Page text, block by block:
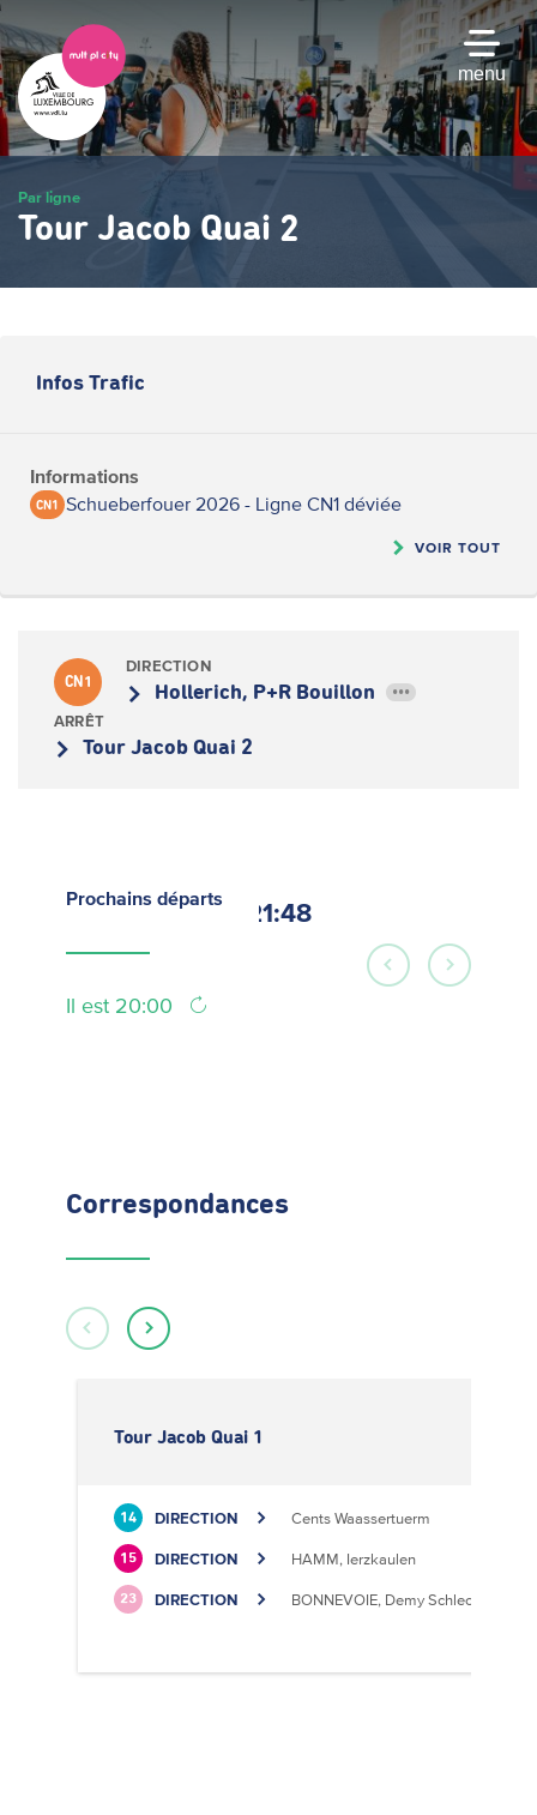
Passer
au
contenu
principal
menu
Par ligne
Tour Jacob Quai 2
Infos Trafic
Informations
CN1 Schueberfouer 2026 - Ligne CN1 déviée
VOIR TOUT
CN1
DIRECTION
Hollerich, P+R Bouillon •••
ARRÊT
Tour Jacob Quai 2
Prochains départs
Il est 20:00
21:48
Correspondances
Tour Jacob Quai 1
14 DIRECTION Cents Waassertuerm
15 DIRECTION HAMM, Ierzkaulen
23 DIRECTION BONNEVOIE, Demy Schlechter